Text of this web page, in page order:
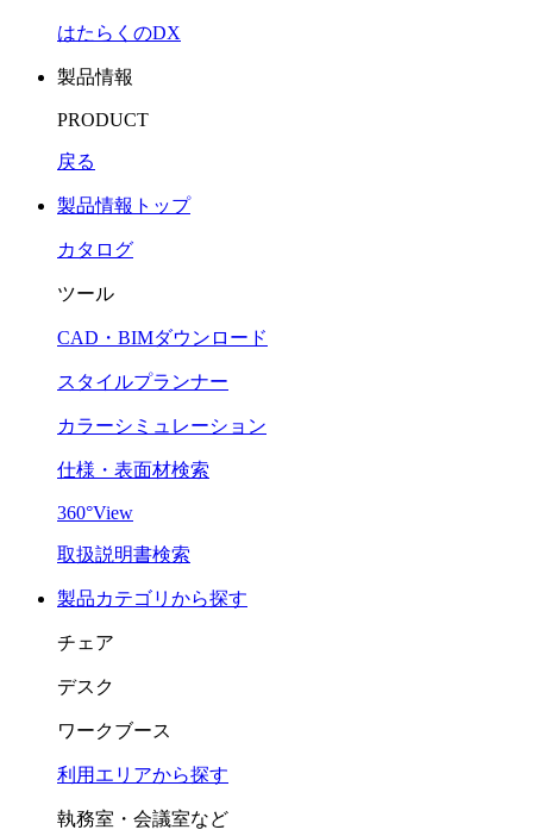
はたらくのDX
製品情報
PRODUCT
戻る
製品情報トップ
カタログ
ツール
CAD・BIMダウンロード
スタイルプランナー
カラーシミュレーション
仕様・表面材検索
360°View
取扱説明書検索
製品カテゴリから探す
チェア
デスク
ワークブース
利用エリアから探す
執務室・会議室など